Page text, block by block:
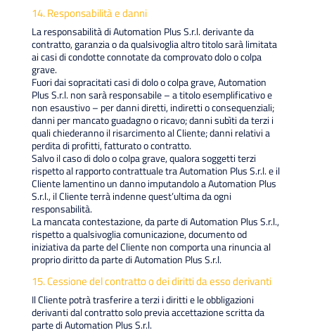
14. Responsabilità e danni
La responsabilità di Automation Plus S.r.l. derivante da
contratto, garanzia o da qualsivoglia altro titolo sarà limitata
ai casi di condotte connotate da comprovato dolo o colpa
grave.
Fuori dai sopracitati casi di dolo o colpa grave, Automation
Plus S.r.l. non sarà responsabile – a titolo esemplificativo e
non esaustivo – per danni diretti, indiretti o consequenziali;
danni per mancato guadagno o ricavo; danni subìti da terzi i
quali chiederanno il risarcimento al Cliente; danni relativi a
perdita di profitti, fatturato o contratto.
Salvo il caso di dolo o colpa grave, qualora soggetti terzi
rispetto al rapporto contrattuale tra Automation Plus S.r.l. e il
Cliente lamentino un danno imputandolo a Automation Plus
S.r.l., il Cliente terrà indenne quest’ultima da ogni
responsabilità.
La mancata contestazione, da parte di Automation Plus S.r.l.,
rispetto a qualsivoglia comunicazione, documento od
iniziativa da parte del Cliente non comporta una rinuncia al
proprio diritto da parte di Automation Plus S.r.l.
15. Cessione del contratto o dei diritti da esso derivanti
Il Cliente potrà trasferire a terzi i diritti e le obbligazioni
derivanti dal contratto solo previa accettazione scritta da
parte di Automation Plus S.r.l.